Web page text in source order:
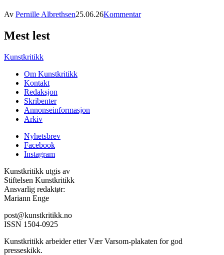
Av Pernille Albrethsen25.06.26Kommentar
Mest lest
Kunstkritikk
Om Kunstkritikk
Kontakt
Redaksjon
Skribenter
Annonseinformasjon
Arkiv
Nyhetsbrev
Facebook
Instagram
Kunstkritikk utgis av
Stiftelsen Kunstkritikk
Ansvarlig redaktør:
Mariann Enge
post@kunstkritikk.no
ISSN 1504-0925
Kunstkritikk arbeider etter Vær Varsom-plakaten for god
presseskikk.